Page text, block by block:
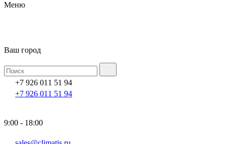
Меню
Ваш город
+7 926 011 51 94
+7 926 011 51 94
9:00 - 18:00